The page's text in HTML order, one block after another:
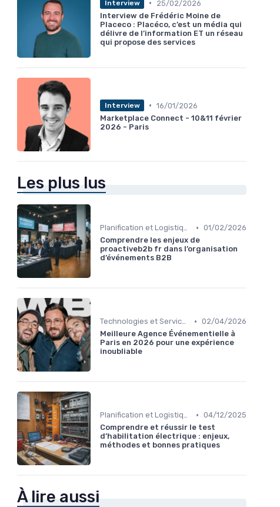
Interview •
25/02/2026
Interview de Frédéric Moine de
Placeco : Placéco, c’est un média qui
délivre de l’information ET un réseau
qui propose des services
Interview • 16/01/2026
Marketplace Connect - 10&11 février
2026 - Paris
Les plus lus
Planification et Logistique de l'Événement • 01/02/2026
Comprendre les enjeux de
proactiveb2b fr dans l’organisation
d’événements B2B
Technologies et Services pour Organisateurs • 02/04/2026
Meilleure Agence Événementielle à
Paris en 2026 pour une expérience
inoubliable
Planification et Logistique de l'Événement • 04/12/2025
Comprendre et réussir le test
d’habilitation électrique : enjeux,
méthodes et bonnes pratiques
À lire aussi